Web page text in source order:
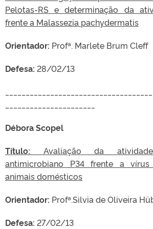
Pelotas-RS e determinação da
frente a Malassezia pachydermatis
Orientador: Profª. Marlete Brum Cleff
Defesa: 28/02/13
Débora Scopel
Título: Avaliação da
antimicrobiano P34 frente a
animais domésticos
Orientador: Profª.Silvia de Oliveira
Defesa: 27/02/13